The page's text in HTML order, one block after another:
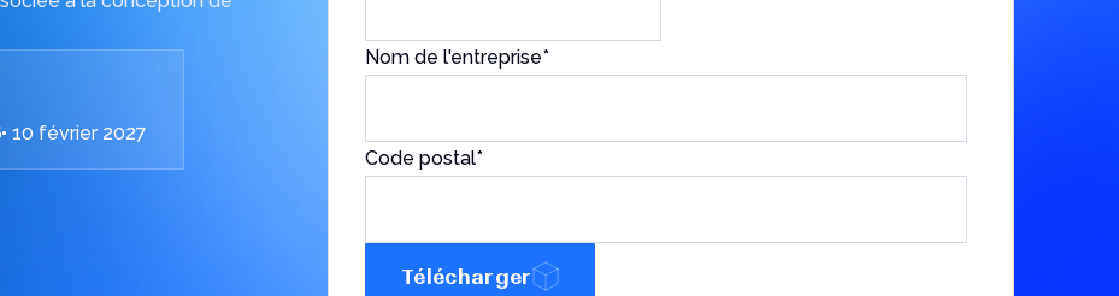
?
10 février 2027
Nom de l'entreprise*
Code postal*
Télécharger